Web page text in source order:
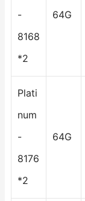
-
8168
*2
64G
Plati
num
-
8176
*2
64G